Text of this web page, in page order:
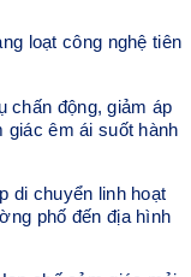
loạt công nghệ tiên
chấn động, giảm áp
êm ái suốt hành
di chuyển linh hoạt
phố đến địa hình